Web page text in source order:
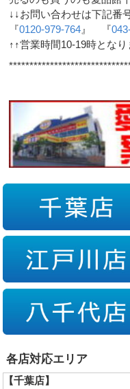
↓↓お問い合わせは下記番
『0120-979-764 』 『
↑↑営業時間10-19時となり
各店対応エリア
【千葉店】